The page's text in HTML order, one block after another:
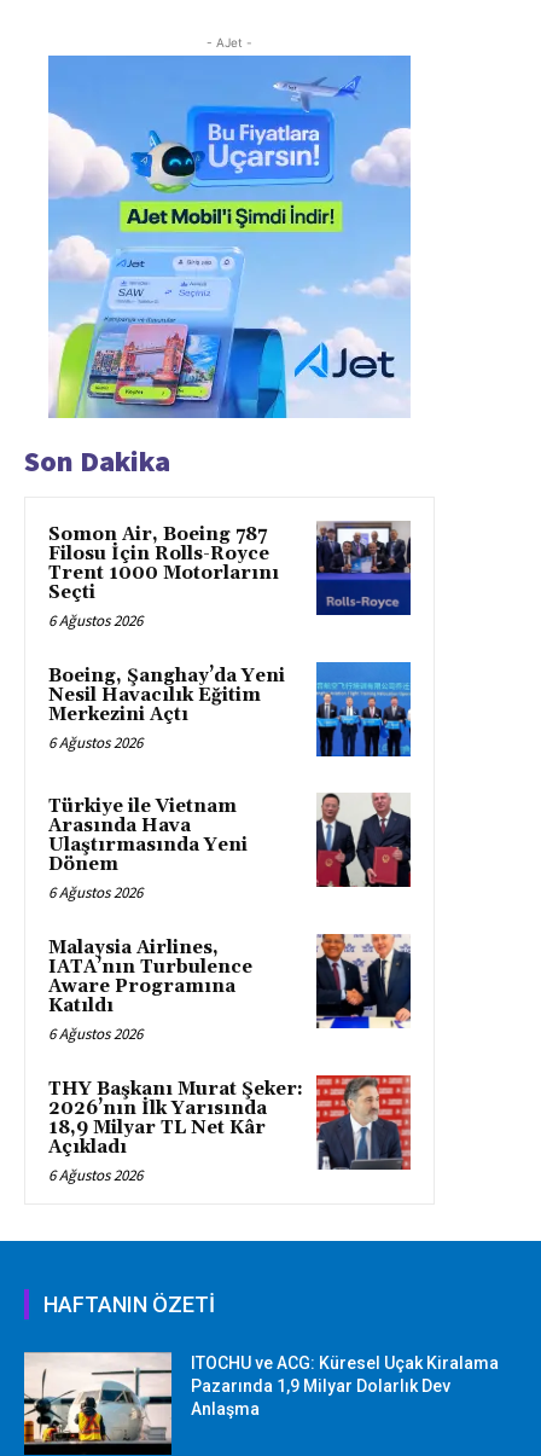
- AJet -
Son Dakika
Somon Air, Boeing 787
Filosu İçin Rolls-Royce
Trent 1000 Motorlarını
Seçti
6 Ağustos 2026
Boeing, Şanghay’da Yeni
Nesil Havacılık Eğitim
Merkezini Açtı
6 Ağustos 2026
Türkiye ile Vietnam
Arasında Hava
Ulaştırmasında Yeni
Dönem
6 Ağustos 2026
Malaysia Airlines,
IATA’nın Turbulence
Aware Programına
Katıldı
6 Ağustos 2026
THY Başkanı Murat Şeker:
2026’nın İlk Yarısında
18,9 Milyar TL Net Kâr
Açıkladı
6 Ağustos 2026
HAFTANIN ÖZETİ
ITOCHU ve ACG: Küresel Uçak Kiralama
Pazarında 1,9 Milyar Dolarlık Dev
Anlaşma